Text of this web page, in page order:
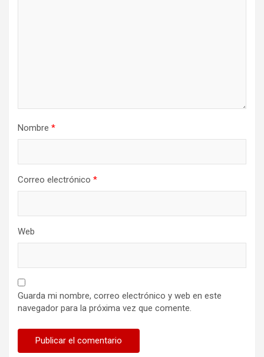
Nombre *
Correo electrónico *
Web
Guarda mi nombre, correo electrónico y web en este
navegador para la próxima vez que comente.